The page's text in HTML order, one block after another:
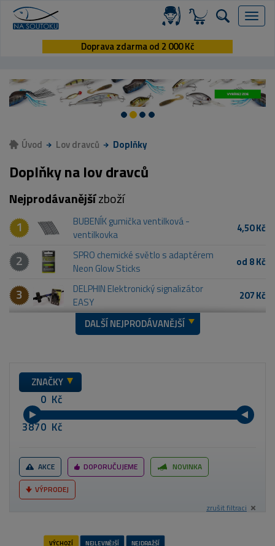
Menu
Doprava zdarma od 2 000 Kč
Úvod Lov dravců Doplňky
Doplňky na lov dravců
Nejprodávanějšízboží
1
BUBENÍK gumička ventilková -
ventilkovka
4,50 Kč
2
SPRO chemické světlo s adaptérem
Neon Glow Sticks
od 8 Kč
3
DELPHIN Elektronický signalizátor
EASY
207 Kč
DALŠÍ NEJPRODÁVANĚJŠÍ
ZNAČKY
Kč
Kč
AKCE DOPORUČUJEME
NOVINKA
VÝPRODEJ
zrušit filtraci